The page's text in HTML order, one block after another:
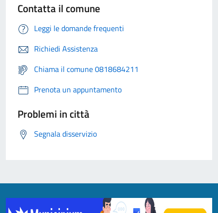
Contatta il comune
Leggi le domande frequenti
Richiedi Assistenza
Chiama il comune 0818684211
Prenota un appuntamento
Problemi in città
Segnala disservizio